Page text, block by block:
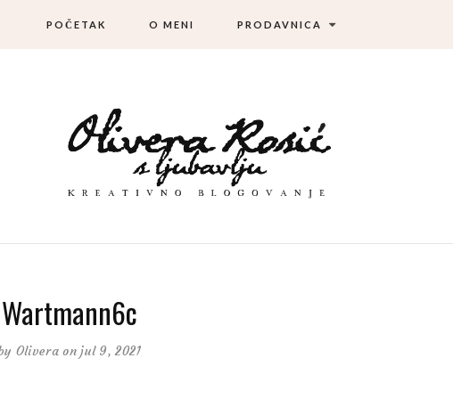
POČETAK O MENI PRODAVNICA
Wartmann6c
Olivera on jul 9, 2021